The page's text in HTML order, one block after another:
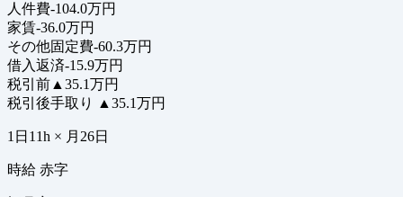
人件費-104.0万円
家賃-36.0万円
その他固定費-60.3万円
借入返済-15.9万円
税引前 ▲35.1万円
税引後手取り
▲35.1万円
1日11h × 月26日
時給 赤字